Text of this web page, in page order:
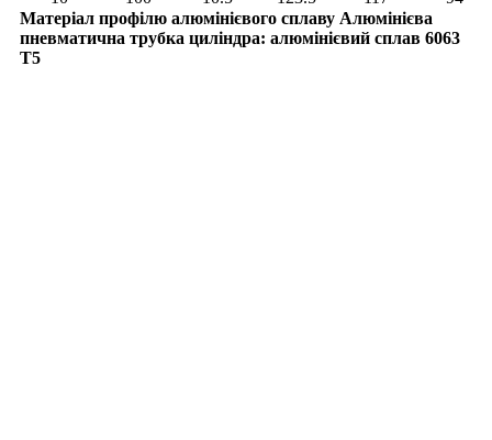
Матеріал профілю алюмінієвого сплаву Алюмінієва
пневматична трубка циліндра: алюмінієвий сплав 6063
T5